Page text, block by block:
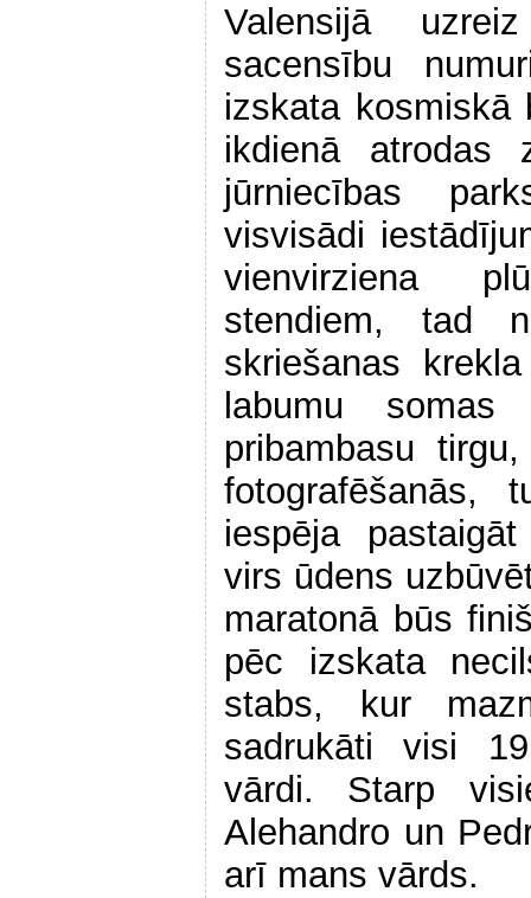
Valensijā
sacensību
izskata kosmiskā
ikdienā atrodas
jūrniecības
visvisādi
vienvirziena
stendiem, tad
skriešanas
labumu
pribambasu
fotografēšanās,
iespēja
virs ūdens
maratonā būs
pēc izskata
stabs, kur
sadrukāti visi
vārdi. Starp
Alehandro un
arī mans vārds.